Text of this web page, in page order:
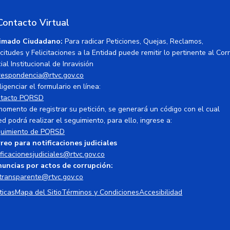
Virtual
Ciudadano: Para radicar Peticiones, Quejas, Reclamos,
y Felicitaciones a la Entidad puede remitir lo pertinente al
Institucional de Inravisión
el formulario en línea:
PQRSD
de registrar su petición, se generará un código con el cual
podrá realizar el seguimiento, para ello, ingrese a:
de PQRSD
para notificaciones judiciales
por actos de corrupción:
Mapa del SitioTérminos y CondicionesAccesibilidad